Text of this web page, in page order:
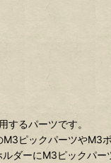
するパーツです。
ピックパーツやM3
ダーにM3ピックパ